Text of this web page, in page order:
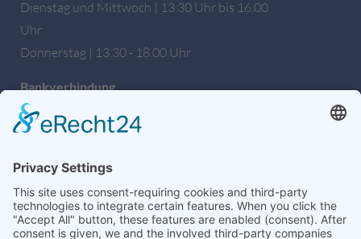
Dienstag und Mittwoch | 13.30 Uhr bis 16.00
Uhr
Donnerstag | 13.30 - 18.00 Uhr
Bankverbindung
Sparkasse Hochfranken
IBAN: DE27 7805 0000 0222 1672 56
Wir sind auch auf Facebook!